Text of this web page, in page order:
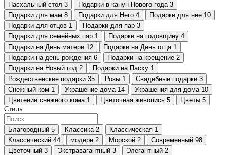
Пасхальный стол 3 Подарки в канун Нового года 3
Подарки для мам 8 Подарки для Него 4 Подарки для нее 10
Подарки для отцов 1 Подарки для пар 3
Подарки для семейных пар 1 Подарки на годовщину 4
Подарки на День матери 12 Подарки на День отца 1
Подарки на день рождения 6 Подарки на крещение 2
Подарки на Новый год 2 Подарки на Пасху 1
Рождественские подарки 35 Розы 1 Свадебные подарки 3
Снежный ком 1 Украшение дома 14 Украшения для дома 10
Цветение снежного кома 1 Цветочная живопись 5 Цветы 5
Стиль
Благородный 5 Классика 2 Классическая 1
Классический 44 модерн 2 Морской 2 Современный 98
Цветочный 3 Экстравагантный 3 Элегантный 2